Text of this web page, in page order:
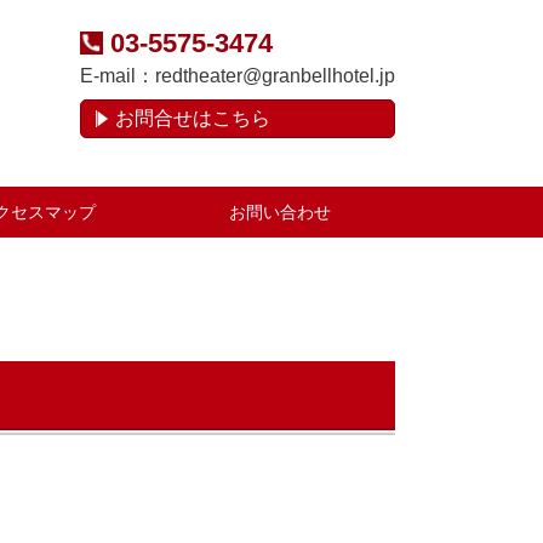
03-5575-3474
E-mail： redtheater@granbellhotel.jp
お問合せはこちら
セスマップ お問い合わせ